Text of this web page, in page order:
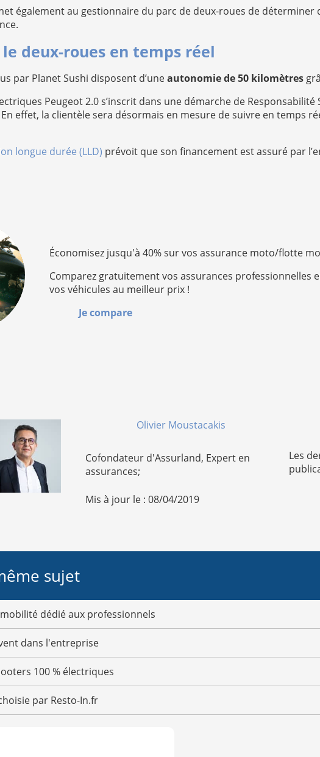
également au gestionnaire du parc de deux-roues de déterminer
deux-roues en temps réel
par Planet Sushi disposent d’uneautonomie de 50 kilomètres
Peugeot 2.0 s’inscrit dans une démarche de Responsabilité
En effet, la clientèle sera désormais en mesure de suivre en temps
longue durée (LLD) prévoit que son financement est assuré par
Économisez jusqu'à 40% sur vos assurance moto/flotte
Comparez gratuitement vos assurances professionnelles
vos véhicules au meilleur prix !
Je compare
Olivier Moustacakis
Cofondateur d'Assurland, Expert en
assurances;
Mis à jour le : 08/04/2019
Les
sujet
dédié aux professionnels
dans l'entreprise
100 % électriques
par Resto-In.fr